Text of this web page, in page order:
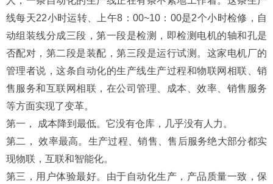
线每天22小时运转、上午8：00~10：00是2个小时检修，自
动组装线分成三段，第一段是检测，即检测电机的轴和孔是
否配对，第二段是装配，第三段是运行试测。这家电机厂的
管理者说，这条自动化的生产线生产过程和物联网相联、销
售服务和互联网相联，在公司管理、成本、效率、销售服务
等方面实现了变革。
第一， 成本降到最低。它没有仓库，几乎没有人力。
第二， 效率最高。生产过程、销售、售后服务绝大部分都实
现物联，互联和智能化。
第三，用户体验最好。由于自动化生产，产品质量一致，保